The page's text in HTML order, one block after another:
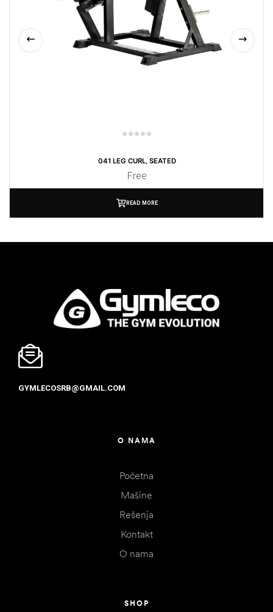
041 LEG CURL, SEATED
Free
READ MORE
GYMLECOSRB@GMAIL.COM
O NAMA
Početna
Mašine
Rešenja
Kontakt
O nama
SHOP